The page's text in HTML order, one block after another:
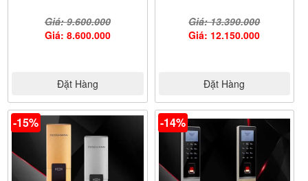
Giá: 9.600.000
Giá: 8.600.000
Đặt Hàng
Giá: 13.390.000
Giá: 12.150.000
Đặt Hàng
-15% -14%